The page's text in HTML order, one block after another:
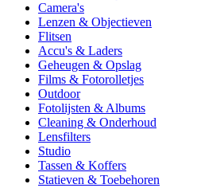
Camera's
Lenzen & Objectieven
Flitsen
Accu's & Laders
Geheugen & Opslag
Films & Fotorolletjes
Outdoor
Fotolijsten & Albums
Cleaning & Onderhoud
Lensfilters
Studio
Tassen & Koffers
Statieven & Toebehoren